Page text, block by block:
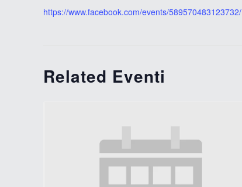
https://www.facebook.com/events/589570483123732/
Related Eventi